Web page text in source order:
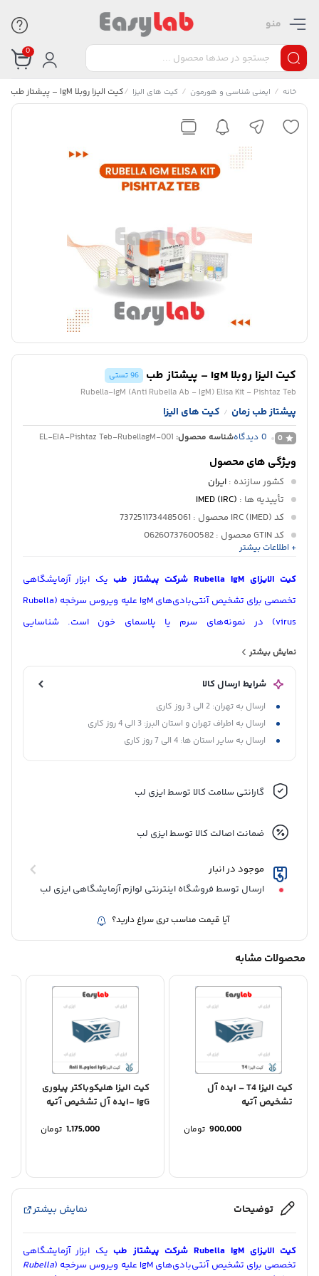
منو
0
خانه / ایمنی شناسی و هورمون / کیت های الیزا /کیت الیزا روبلا IgM – پیشتاز طب
کیت الیزا روبلا IgM – پیشتاز طب 96 تستی
Rubella-IgM (Anti Rubella Ab - IgM) Elisa Kit - Pishtaz Teb
پیشتاز طب زمان / کیت های الیزا
0
0 دیدگاهشناسه محصول: EL-EIA-Pishtaz Teb-RubellagM-001
ویژگی های محصول
کشور سازنده : ایران
تأییدیه ها :
IMED (IRC)
کد IRC (IMED) محصول
: 7372511734485061
کد GTIN محصول
: 06260737600582
کاربرد:آزمایشگاه تشخیص طبی+ اطلاعات بیشتر
کیت الایزای Rubella IgM شرکت پیشتاز طب
یک ابزار آزمایشگاهی
تخصصی برای تشخیص آنتی‌بادی‌های IgM علیه ویروس سرخجه (
Rubella
virus) در نمونه‌های سرم یا پلاسمای خون است. شناسایی
عفونت سرخجه در این دوران می‌تواند منجر به نقایص مادرزادی جدی
شود. کیت Rubella IgM شرکت پیشتاز طب با حساسیت و دقت بالا و
مطابق با استانداردهای بین‌المللی طراحی شده است تا نتایج قابل
پایش عفونت‌های سرخجه می‌سازد.
نمایش بیشتر
شرایط ارسال کالا
ارسال به تهران: 2 الی 3 روز کاری
ارسال به اطراف تهران و استان البرز: 3 الی 4 روز کاری
ارسال به سایر استان ها: 4 الی 7 روز کاری
گارانتی سلامت کالا توسط ایزی لب
ضمانت اصالت کالا توسط ایزی لب
موجود در انبار
ارسال توسط فروشگاه اینترنتی لوازم آزمایشگاهی ایزی لب
آیا قیمت مناسب تری سراغ دارید؟
محصولات مشابه
کیت الیزا T4 – ایده آل
تشخیص آتیه
900,000 تومان
کیت الیزا هلیکوباکتر پیلوری
IgG -ایده آل تشخیص آتیه
1,175,000 تومان
توضیحات نمایش بیشتر
کیت الایزای Rubella IgM شرکت پیشتاز طب
یک ابزار آزمایشگاهی
تخصصی برای تشخیص آنتی‌بادی‌های IgM علیه ویروس سرخجه (
Rubella